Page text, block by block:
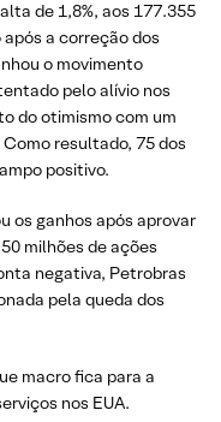
de 1,8%, aos 177.355
a correção dos
o movimento
pelo alívio nos
do otimismo com um
resultado, 75 dos
positivo.
os ganhos após aprovar
milhões de ações
negativa, Petrobras
pela queda dos
macro fica para a
nos EUA.